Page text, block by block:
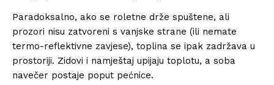
Paradoksalno, ako se roletne drže spuštene, ali
prozori nisu zatvoreni s vanjske strane (ili nemate
termo-reflektivne zavjese), toplina se ipak zadržava u
prostoriji. Zidovi i namještaj upijaju toplotu, a soba
navečer postaje poput pećnice.